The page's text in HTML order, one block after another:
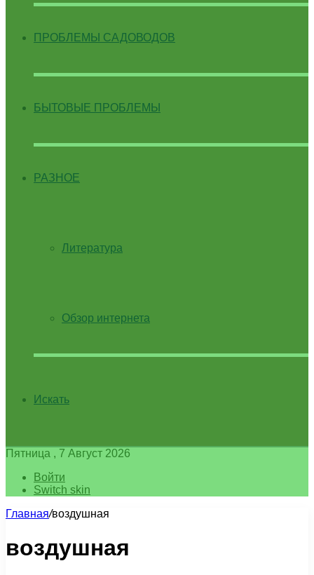
ПРОБЛЕМЫ САДОВОДОВ
БЫТОВЫЕ ПРОБЛЕМЫ
РАЗНОЕ
Литература
Обзор интернета
Искать
Пятница , 7 Август 2026
Войти
Switch skin
Главная/воздушная
воздушная